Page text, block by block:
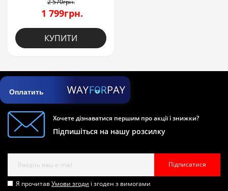
1 799грн.
КУПИТИ
Оплатить
Хочете дізнаватися першим про акції і знижки?
Підпишіться на нашу розсилку
Підписатися
Я прочитавУмови згоди і згоден з вимогами